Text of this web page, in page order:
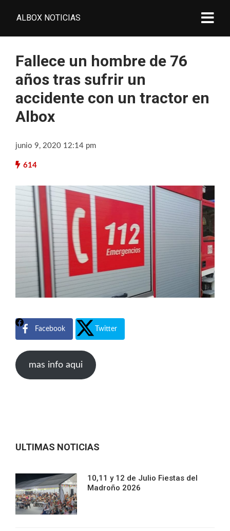
ALBOX NOTICIAS
Fallece un hombre de 76
años tras sufrir un
accidente con un tractor en
Albox
junio 9, 2020 12:14 pm
614
Facebook Twitter
mas info aqui
ULTIMAS NOTICIAS
10,11 y 12 de Julio Fiestas del
Madroño 2026